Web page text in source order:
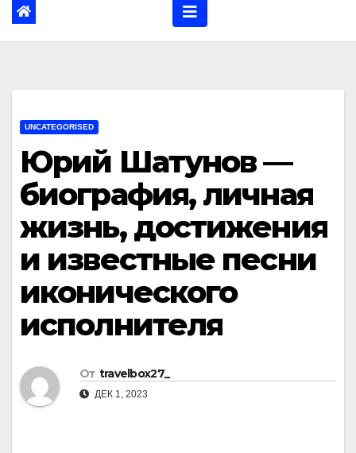
UNCATEGORISED
Юрий Шатунов —
биография, личная
жизнь, достижения
и известные песни
иконического
исполнителя
От travelbox27_
ДЕК 1, 2023